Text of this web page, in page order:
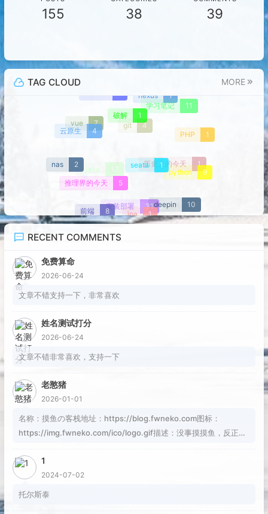
155 38 39
TAG CLOUD MORE
java
安装部署 31
前端 8
nas 2
vue 7 git 4
历史上的今天 1
deepin
10
jpa
1
推理界的今天 5
云原生 4
nexus 1
PHP 1
python 9
seata 1
破解 1
学习笔记 11
RECENT COMMENTS
免费算命
2026-06-24
文章不错支持一下，非常喜欢
姓名测试打分
2026-06-24
文章不错非常喜欢，支持一下
老憨猪
2026-01-01
名称：摸鱼の客栈地址：https://blog.fwneko.com图标：
https://img.fwneko.com/ico/logo.gif描述：没事摸摸鱼，反正焦
1
2024-07-02
托尔斯泰